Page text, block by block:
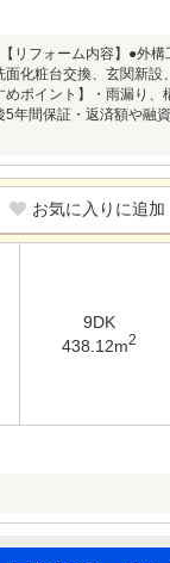
リフォーム内容】●外
化粧台交換、玄関新設
ポイント】・雨漏り、
年間保証・返済額や融
お気に入りに追加
9DK
438.12m2